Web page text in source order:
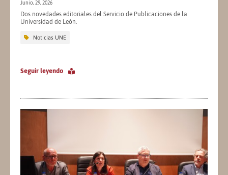
Junio, 29, 2026
Dos novedades editoriales del Servicio de Publicaciones de la
Universidad de León.
Noticias UNE
Seguir leyendo